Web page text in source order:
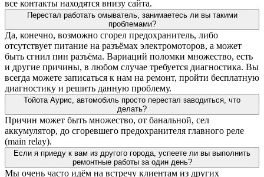
все контакты находятся внизу сайта.
Перестал работать омыватель, занимаетесь ли вы такими
проблемами?
Да, конечно, возможно сгорел предохранитель, либо
отсутствует питание на разъёмах электромоторов, а может
быть сгнил пин разъёма. Вариаций поломки множество, есть
и другие причины, в любом случае требуется диагностика. Вы
всегда можете записаться к нам на ремонт, пройти бесплатную
диагностику и решить данную проблему.
Тойота Аурис, автомобиль просто перестал заводиться, что
делать?
Причин может быть множество, от банальной, сел
аккумулятор, до сгоревшего предохранителя главного реле
(main relay).
Если я приеду к вам из другого города, успеете ли вы выполнить
ремонтные работы за один день?
Мы очень часто идём на встречу клиентам из других